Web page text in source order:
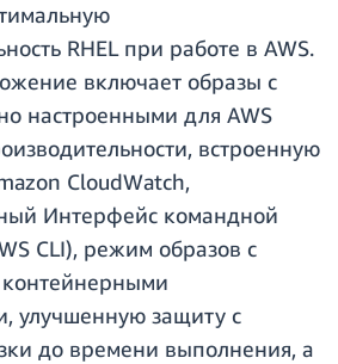
RHEL при работе в AWS.
включает образы с
настроенными для AWS
встроенную
CloudWatch,
Интерфейс командной
CLI), режим образов с
улучшенную защиту с
до времени выполнения, а